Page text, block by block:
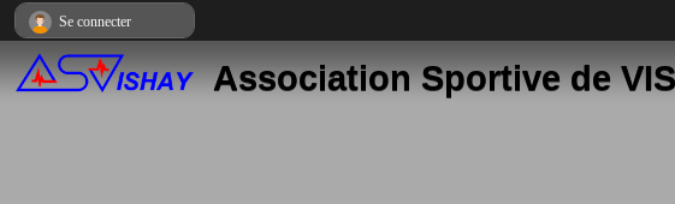
Association Sportive de
Se connecter
Panneau de gestion des cookies